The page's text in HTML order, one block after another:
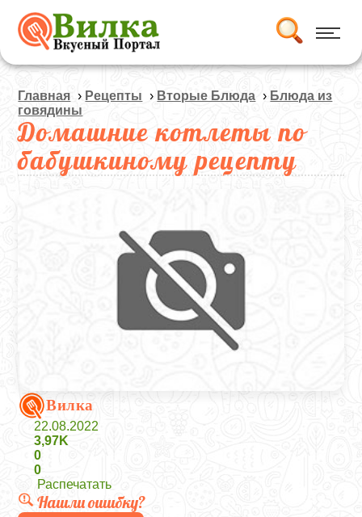
Главная › Рецепты › Вторые Блюда › Блюда из
говядины
Домашние котлеты по
бабушкиному рецепту
Вилка
22.08.2022
3,97K
0
0
Распечатать
Нашли ошибку?